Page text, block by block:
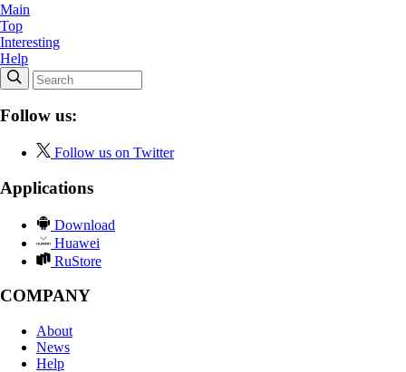
Main
Top
Interesting
Help
Follow us:
Follow us on Twitter
Applications
Download
Huawei
RuStore
COMPANY
About
News
Help